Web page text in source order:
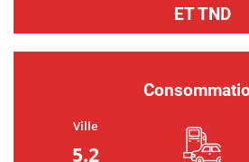
ET TND
Ville
5.2